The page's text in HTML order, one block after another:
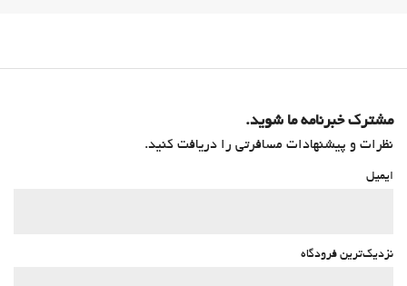
مشترک خبرنامه ما شوید.
نظرات و پیشنهادات مسافرتی را دریافت کنید.
ایمیل
نزدیک‌ترین فرودگاه